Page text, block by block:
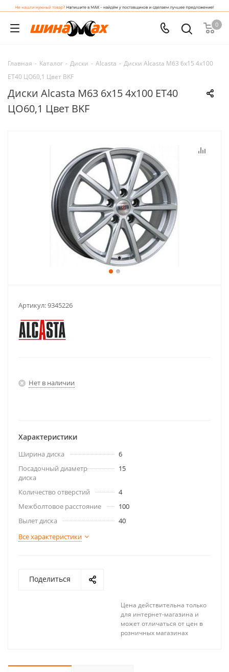
0
Главная - Каталог - Диски - Alcasta - Диски Alcasta M63 6x15 4x100
ET40 ЦО60,1 Цвет BKF
Диски Alcasta M63 6x15 4x100 ET40
ЦО60,1 Цвет BKF
Артикул:9345226
Нет в наличии
Характеристики
Ширина диска
6
Посадочный диаметр
диска
15
Количество отверстий
4
Межболтовое расстояние
100
Вылет диска
40
Все характеристики
Поделиться
Цена действительна только
для интернет-магазина и
может отличаться от цен в
розничных магазинах